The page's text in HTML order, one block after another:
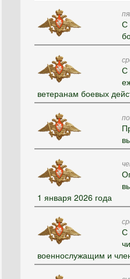
С
С
ветеранам боевых
1 января 2026 года
С
военнослужащим и